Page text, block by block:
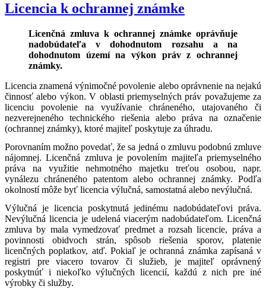
Licencia k ochrannej známke
Licenčná zmluva k ochrannej známke oprávňuje
nadobúdateľa v dohodnutom rozsahu a na
dohodnutom území na výkon práv z ochrannej
známky.
Licencia znamená výnimočné povolenie alebo oprávnenie na nejakú
činnosť alebo výkon. V oblasti priemyselných práv považujeme za
licenciu povolenie na využívanie chráneného, utajovaného či
nezverejneného technického riešenia alebo práva na označenie
(ochrannej známky), ktoré majiteľ poskytuje za úhradu.
Porovnaním možno povedať, že sa jedná o zmluvu podobnú zmluve
nájomnej. Licenčná zmluva je povolením majiteľa priemyselného
práva na využitie nehmotného majetku treťou osobou, napr.
vynálezu chráneného patentom alebo ochrannej známky. Podľa
okolností môže byť licencia výlučná, samostatná alebo nevýlučná.
Výlučná je licencia poskytnutá jedinému nadobúdateľovi práva.
Nevýlučná licencia je udelená viacerým nadobúdateľom. Licenčná
zmluva by mala vymedzovať predmet a rozsah licencie, práva a
povinnosti obidvoch strán, spôsob riešenia sporov, platenie
licenčných poplatkov, atď. Pokiaľ je ochranná známka zapísaná v
registri pre viacero tovarov či služieb, je majiteľ oprávnený
poskytnúť i niekoľko výlučných licencií, každú z nich pre iné
výrobky či služby.